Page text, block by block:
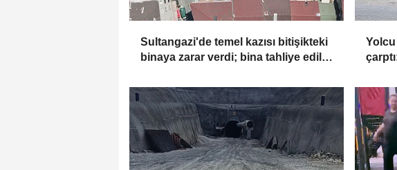
Sultangazi'de temel kazısı bitişikteki
binaya zarar verdi; bina tahliye edildi